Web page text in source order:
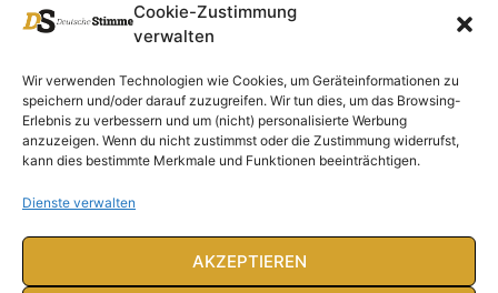
Cookie-Zustimmung
verwalten
Wir verwenden Technologien wie Cookies, um Geräteinformationen zu
speichern und/oder darauf zuzugreifen. Wir tun dies, um das Browsing-
Erlebnis zu verbessern und um (nicht) personalisierte Werbung
anzuzeigen. Wenn du nicht zustimmst oder die Zustimmung widerrufst,
kann dies bestimmte Merkmale und Funktionen beeinträchtigen.
Dienste verwalten
AKZEPTIEREN
Unser Magazin
Spenden
Ausgaben
Abonnieren
Rubriken
Deutschland
Ausland
Feuilleton
Rechtliches
Rechtliche Hinweise
Impressum
Datenschutzerklärung